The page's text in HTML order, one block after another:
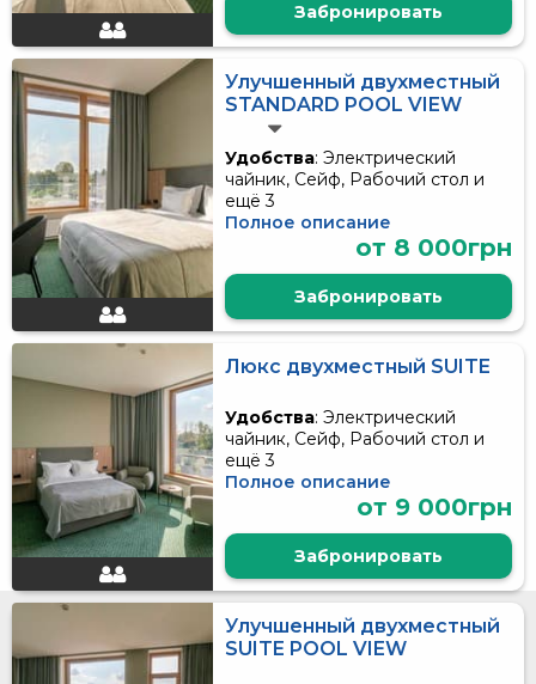
Забронировать
Улучшенный двухместный
STANDARD POOL VIEW
Удобства: Электрический
чайник, Сейф, Рабочий стол и
ещё 3
Полное описание
от 8 000грн
Забронировать
Люкс двухместный SUITE
Удобства: Электрический
чайник, Сейф, Рабочий стол и
ещё 3
Полное описание
от 9 000грн
Забронировать
Улучшенный двухместный
SUITE POOL VIEW